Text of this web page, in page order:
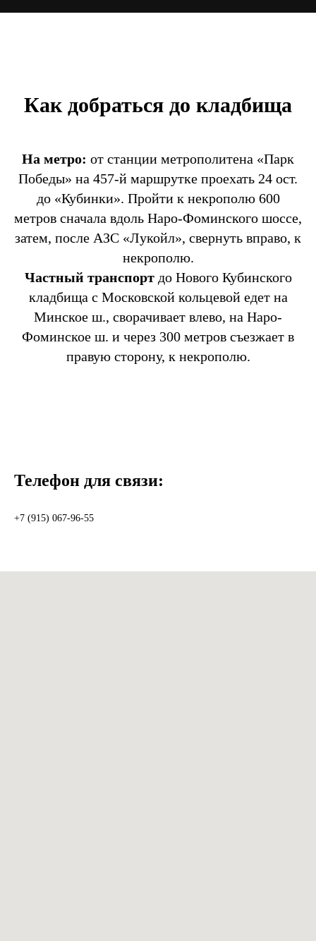
Как добраться до кладбища
На метро: от станции метрополитена «Парк
Победы» на 457-й маршрутке проехать 24 ост.
до «Кубинки». Пройти к некрополю 600
метров сначала вдоль Наро-Фоминского шоссе,
затем, после АЗС «Лукойл», свернуть вправо, к
некрополю.
Частный транспортдо Нового Кубинского
кладбища с Московской кольцевой едет на
Минское ш., сворачивает влево, на Наро-
Фоминское ш. и через 300 метров съезжает в
правую сторону, к некрополю.
Телефон для связи:
+7 (915) 067-96-55